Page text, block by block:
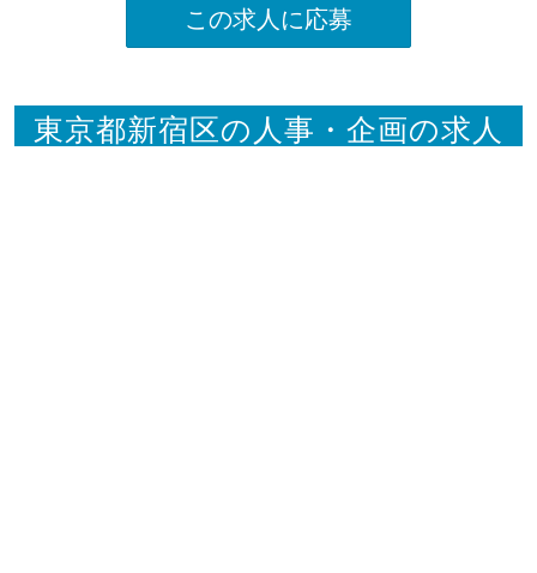
この求人に応募
東京都新宿区の人事・企画の求人